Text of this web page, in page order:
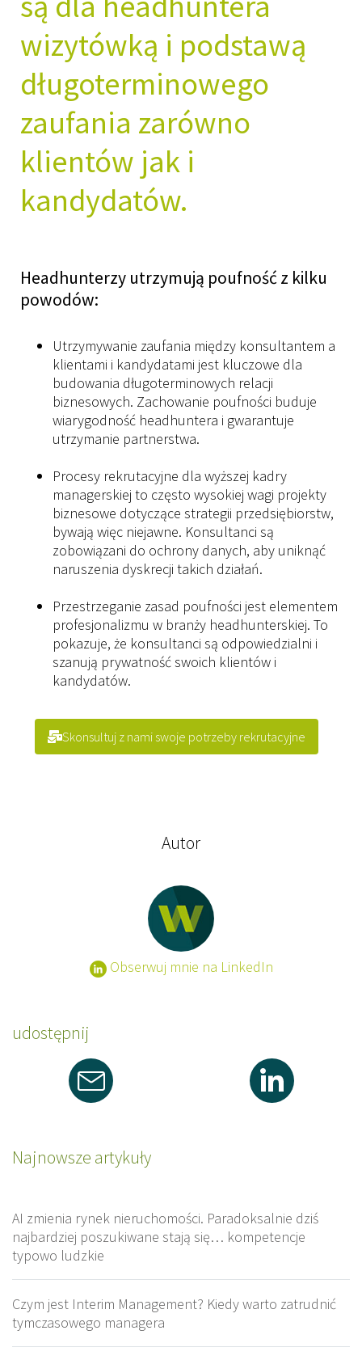
wizytówką i podstawą
długoterminowego
zaufania zarówno
klientów jak i
kandydatów.
Headhunterzy utrzymują poufność z kilku
powodów:
Utrzymywanie zaufania między konsultantem a
klientami i kandydatami jest kluczowe dla
budowania długoterminowych relacji
biznesowych. Zachowanie poufności buduje
wiarygodność headhuntera i gwarantuje
utrzymanie partnerstwa.
Procesy rekrutacyjne dla wyższej kadry
managerskiej to często wysokiej wagi projekty
biznesowe dotyczące strategii przedsiębiorstw,
bywają więc niejawne. Konsultanci są
zobowiązani do ochrony danych, aby uniknąć
naruszenia dyskrecji takich działań.
Przestrzeganie zasad poufności jest elementem
profesjonalizmu w branży headhunterskiej. To
pokazuje, że konsultanci są odpowiedzialni i
szanują prywatność swoich klientów i
kandydatów.
Skonsultuj z nami swoje potrzeby rekrutacyjne
Autor
Obserwuj mnie na LinkedIn
udostępnij
Najnowsze artykuły
AI zmienia rynek nieruchomości. Paradoksalnie dziś
najbardziej poszukiwane stają się… kompetencje
typowo ludzkie
Czym jest Interim Management? Kiedy warto zatrudnić
tymczasowego managera